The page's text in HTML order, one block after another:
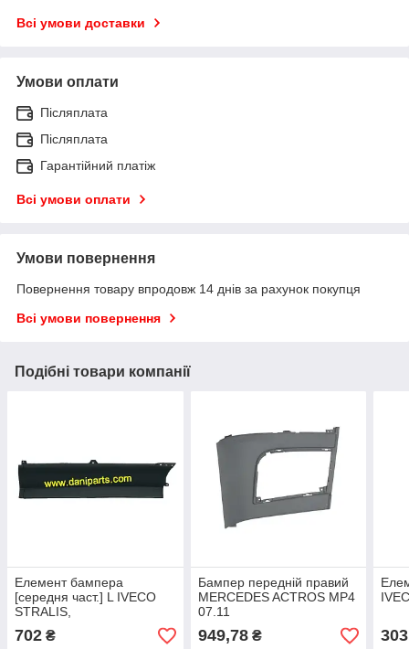
Всі умови доставки
Умови оплати
Післяплата
Післяплата
Гарантійний платіж
Всі умови оплати
Умови повернення
Повернення товару впродовж 14 днів за рахунок покупця
Всі умови повернення
Подібні товари компанії
Елемент бампера
[середня част.] L IVECO
STRALIS,
702 ₴
Бампер передній правий
MERCEDES ACTROS MP4
07.11
949,78₴